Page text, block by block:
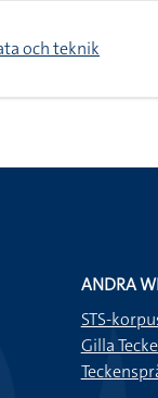
och teknik
ANDRA
STS-
Gilla